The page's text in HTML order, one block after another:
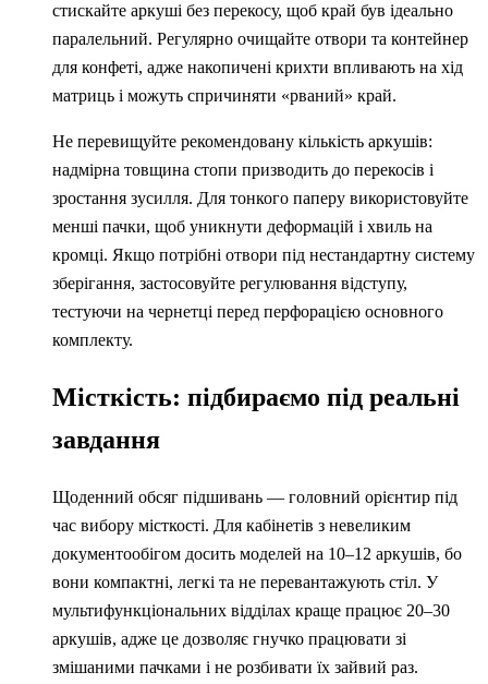
стискайте аркуші без перекосу, щоб край був ідеально
паралельний. Регулярно очищайте отвори та контейнер
для конфеті, адже накопичені крихти впливають на хід
матриць і можуть спричиняти «рваний» край.
Не перевищуйте рекомендовану кількість аркушів:
надмірна товщина стопи призводить до перекосів і
зростання зусилля. Для тонкого паперу використовуйте
менші пачки, щоб уникнути деформацій і хвиль на
кромці. Якщо потрібні отвори під нестандартну систему
зберігання, застосовуйте регулювання відступу,
тестуючи на чернетці перед перфорацією основного
комплекту.
Місткість: підбираємо під реальні
завдання
Щоденний обсяг підшивань — головний орієнтир під
час вибору місткості. Для кабінетів з невеликим
документообігом досить моделей на 10–12 аркушів, бо
вони компактні, легкі та не перевантажують стіл. У
мультифункціональних відділах краще працює 20–30
аркушів, адже це дозволяє гнучко працювати зі
змішаними пачками і не розбивати їх зайвий раз.